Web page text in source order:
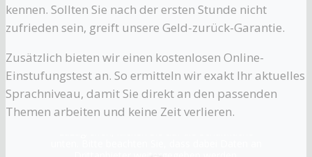
kennen. Sollten Sie nach der ersten Stunde nicht
zufrieden sein, greift unsere Geld-zurück-Garantie.
Zusätzlich bieten wir einen kostenlosen Online-
Einstufungstest an. So ermitteln wir exakt Ihr aktuelles
Sprachniveau, damit Sie direkt an den passenden
Themen arbeiten und keine Zeit verlieren.
Sie sehen gerade einen Platzhalterinhalt von
YouTube . Um auf den eigentlichen Inhalt